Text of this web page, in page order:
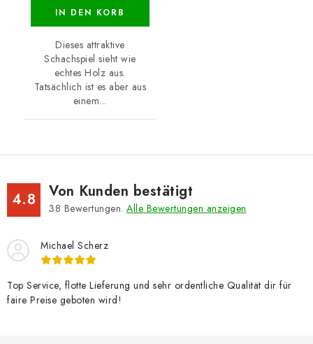
IN DEN KORB
Dieses attraktive
Schachspiel sieht wie
echtes Holz aus.
Tatsächlich ist es aber aus
einem...
4.8 Von Kunden bestätigt
38 Bewertungen. Alle Bewertungen anzeigen
Michael Scherz
Top Service, flotte Lieferung und sehr ordentliche Qualität dir für
faire Preise geboten wird!